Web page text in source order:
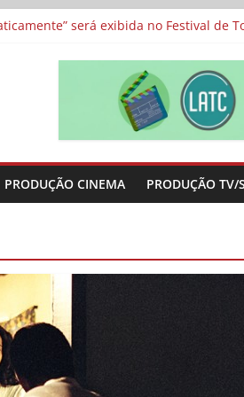
“Os Feiticeiros Inocentes” e filme-
será exibida no Festival de
e divide prêmio principal entre
metragens sobre envelhecimento
PRODUÇÃO CINEMA PRODUÇÃO TV/